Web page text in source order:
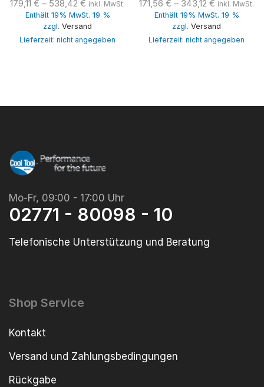
179,11 € – 538,42 € inkl. MwSt.
Enthält 19% MwSt. 19 %
zzgl. Versand
Lieferzeit: nicht angegeben
171,56 € – 343,12 € inkl. MwSt.
Enthält 19% MwSt. 19 %
zzgl. Versand
Lieferzeit: nicht angegeben
Mo-Fr, 09:00 - 17:00 Uhr
02771 - 80098 - 10
Telefonische Unterstützung und Beratung
Shop Service
Kontakt
Versand und Zahlungsbedingungen
Rückgabe